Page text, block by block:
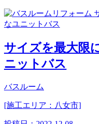
サイズを最大限
ニットバス
バスルーム
[施工エリア：八女市]